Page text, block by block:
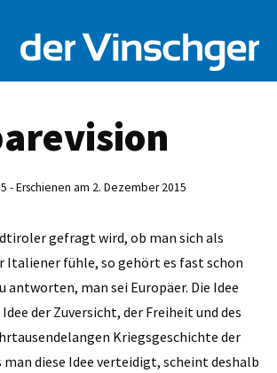
- Erschienen am 2. Dezember 2015
gefragt wird, ob man sich als
Italiener fühle, so gehört es fast schon
antworten, man sei Europäer. Die Idee
Idee der Zuversicht, der Freiheit und des
Kriegsgeschichte der
man diese Idee verteidigt, scheint deshalb